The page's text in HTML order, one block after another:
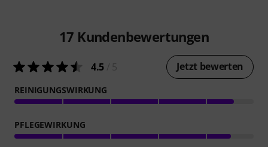
17 Kundenbewertungen
4.5 Jetzt bewerten
REINIGUNGSWIRKUNG
PFLEGEWIRKUNG